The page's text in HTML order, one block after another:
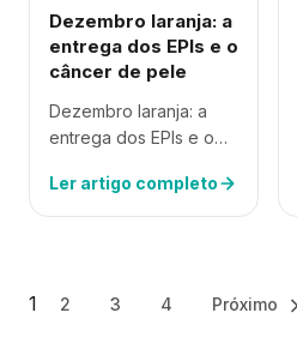
Dezembro laranja: a
entrega dos EPIs e o
câncer de pele
Dezembro laranja: a
entrega dos EPIs e o
câncer de pele é o
mais frequente no
Ler artigo completo
1 2 3 4 Próximo